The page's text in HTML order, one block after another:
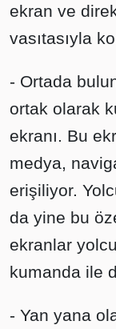
ekran ve
vasıtasıyla
- Ortada
ortak olarak
ekranı. Bu
medya,
erişiliyor.
da yine bu
ekranlar
kumanda ile
- Yan yana